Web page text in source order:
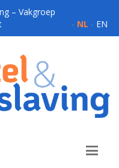
– Vakgroep
- NL - EN